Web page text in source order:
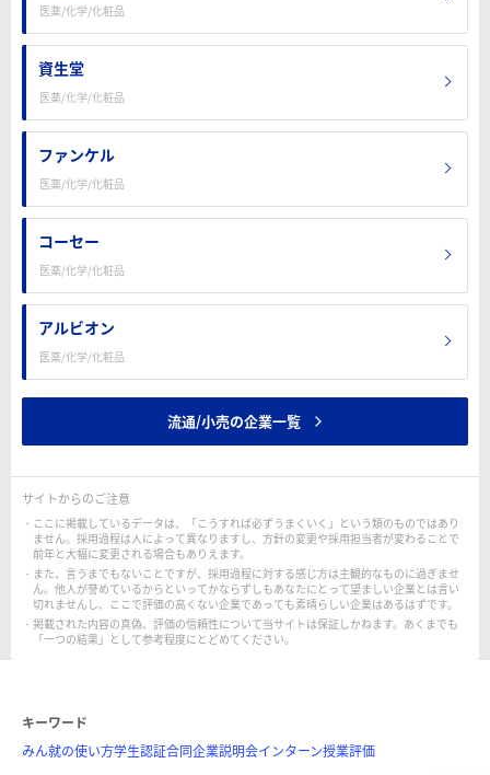
医薬/化学/化粧品
資生堂
医薬/化学/化粧品
ファンケル
医薬/化学/化粧品
コーセー
医薬/化学/化粧品
アルビオン
医薬/化学/化粧品
流通/小売の企業一覧
サイトからのご注意
ここに掲載しているデータは、「こうすれば必ずうまくいく」という類のものではあり
ません。採用過程は人によって異なりますし、方針の変更や採用担当者が変わることで
前年と大幅に変更される場合もありえます。
また、言うまでもないことですが、採用過程に対する感じ方は主観的なものに過ぎませ
ん。他人が誉めているからといってかならずしもあなたにとって望ましい企業とは言い
切れませんし、ここで評価の高くない企業であっても素晴らしい企業はあるはずです。
掲載された内容の真偽、評価の信頼性について当サイトは保証しかねます。あくまでも
「一つの結果」として参考程度にとどめてください。
キーワード
みん就の使い方学生認証合同企業説明会インターン授業評価